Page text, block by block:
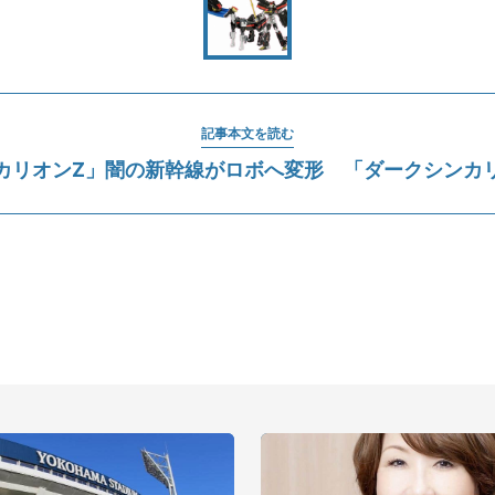
記事本文を読む
リオンZ」闇の新幹線がロボへ変形 「ダークシンカ